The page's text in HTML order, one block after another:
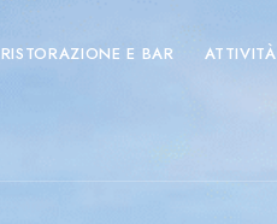
RISTORAZIONE E BAR
ATTIVITÀ